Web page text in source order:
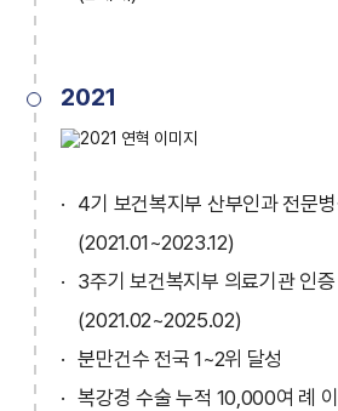
2021
4기 보건복지부 산부인과 전문
(2021.01~2023.12)
3주기 보건복지부 의료기관 인
(2021.02~2025.02)
분만건수 전국 1~2위 달성
복강경 수술 누적 10,000여 례